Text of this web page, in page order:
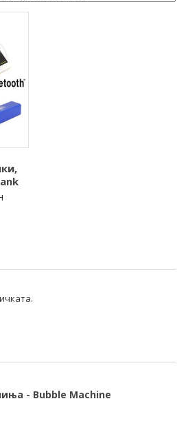
- Bubble Machine